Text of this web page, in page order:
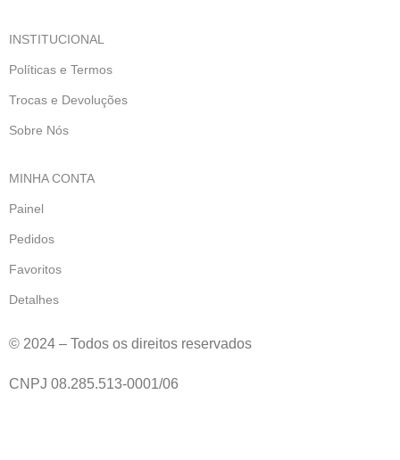
INSTITUCIONAL
Políticas e Termos
Trocas e Devoluções
Sobre Nós
MINHA CONTA
Painel
Pedidos
Favoritos
Detalhes
© 2024 – Todos os direitos reservados
CNPJ 08.285.513-0001/06